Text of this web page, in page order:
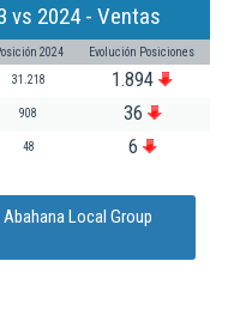
vs 2024 - Ventas
2024 Evolución Posiciones
31.218 1.894
908 36
48 6
Local Group